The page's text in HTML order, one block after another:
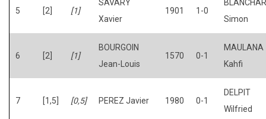
5 [2] [1]
SAVARY
Xavier
1901 1-0
Simon
6 [2] [1]
BOURGOIN
Jean-Louis
1570 0-1
MAULANA
Kahfi
7 [1,5] [0,5] PEREZ Javier 1980 0-1
DELPIT
Wilfried